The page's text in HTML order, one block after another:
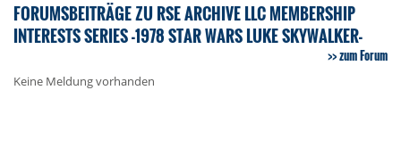
FORUMSBEITRÄGE ZU RSE ARCHIVE LLC MEMBERSHIP
INTERESTS SERIES -1978 STAR WARS LUKE SKYWALKER-
zum Forum
Keine Meldung vorhanden